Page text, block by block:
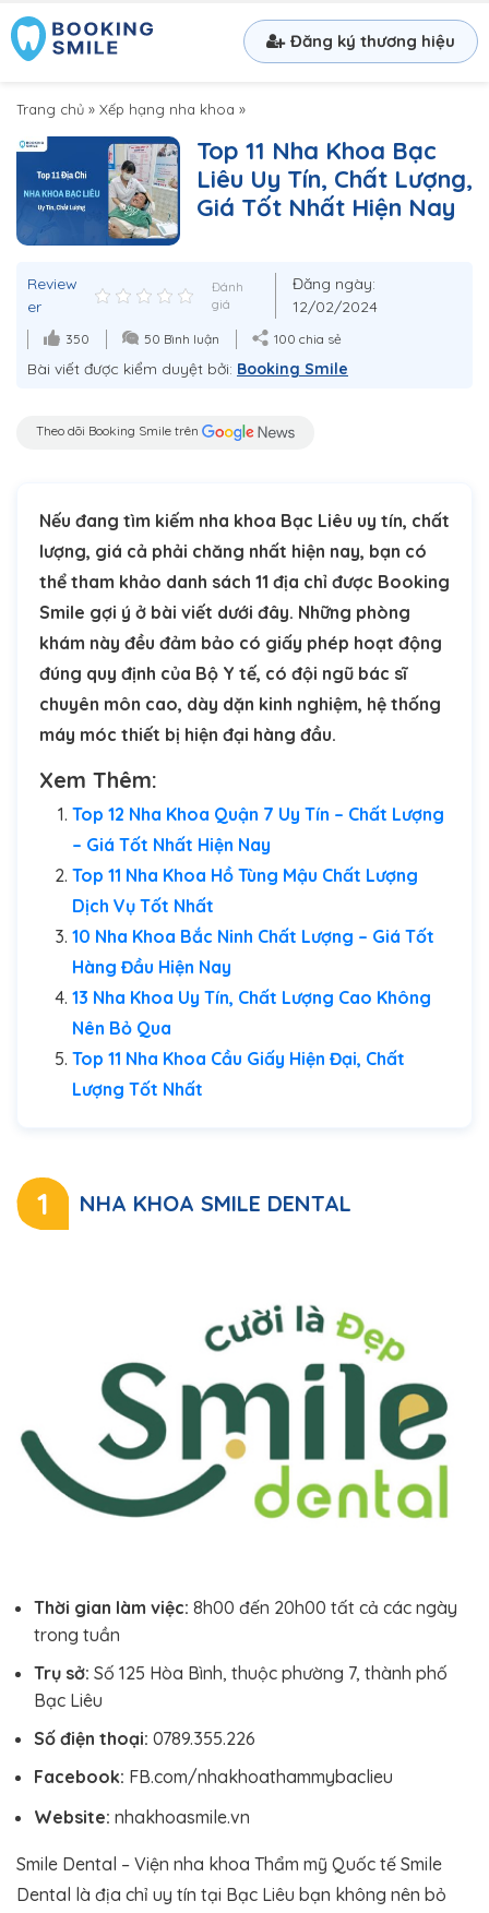
Đăng ký thương hiệu
Trang chủ » Xếp hạng nha khoa »
Top 11 Nha Khoa Bạc
Liêu Uy Tín, Chất Lượng,
Giá Tốt Nhất Hiện Nay
Review
er
Đánh
giá
Đăng ngày:
12/02/2024
350 50 Bình luận 100 chia sẻ
Bài viết được kiểm duyệt bởi: Booking Smile
Theo dõi Booking Smile trên
Nếu đang tìm kiếm nha khoa Bạc Liêu uy tín, chất
lượng, giá cả phải chăng nhất hiện nay, bạn có
thể tham khảo danh sách 11 địa chỉ được Booking
Smile gợi ý ở bài viết dưới đây. Những phòng
khám này đều đảm bảo có giấy phép hoạt động
đúng quy định của Bộ Y tế, có đội ngũ bác sĩ
chuyên môn cao, dày dặn kinh nghiệm, hệ thống
máy móc thiết bị hiện đại hàng đầu.
Xem Thêm:
Top 12 Nha Khoa Quận 7 Uy Tín – Chất Lượng
– Giá Tốt Nhất Hiện Nay
Top 11 Nha Khoa Hồ Tùng Mậu Chất Lượng
Dịch Vụ Tốt Nhất
10 Nha Khoa Bắc Ninh Chất Lượng – Giá Tốt
Hàng Đầu Hiện Nay
13 Nha Khoa Uy Tín, Chất Lượng Cao Không
Nên Bỏ Qua
Top 11 Nha Khoa Cầu Giấy Hiện Đại, Chất
Lượng Tốt Nhất
1 NHA KHOA SMILE DENTAL
Thời gian làm việc: 8h00 đến 20h00 tất cả các ngày
trong tuần
Trụ sở: Số 125 Hòa Bình, thuộc phường 7, thành phố
Bạc Liêu
Số điện thoại: 0789.355.226
Facebook: FB.com/nhakhoathammybaclieu
Website: nhakhoasmile.vn
Smile Dental – Viện nha khoa Thẩm mỹ Quốc tế Smile
Dental là địa chỉ uy tín tại Bạc Liêu bạn không nên bỏ